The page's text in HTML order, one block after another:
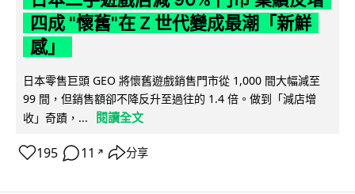
四成 "懷舊"在 Z 世代變成最潮「新鮮
感」
日本零售巨頭 GEO 將懷舊遊戲銷售門市從 1,000 間大幅減至
99 間，但銷售額卻不降反升至過往的 1.4 倍。做到「減店增
收」奇蹟，...
閱讀全文
195 11 ↗ 分享